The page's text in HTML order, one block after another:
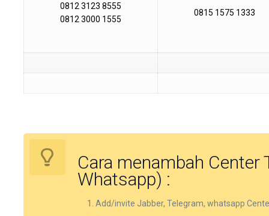
0812 3123 8555
0812 3000 1555
0815 1575 1333
Cara menambah Center
Whatsapp) :
Add/invite Jabber, Telegram, whatsapp